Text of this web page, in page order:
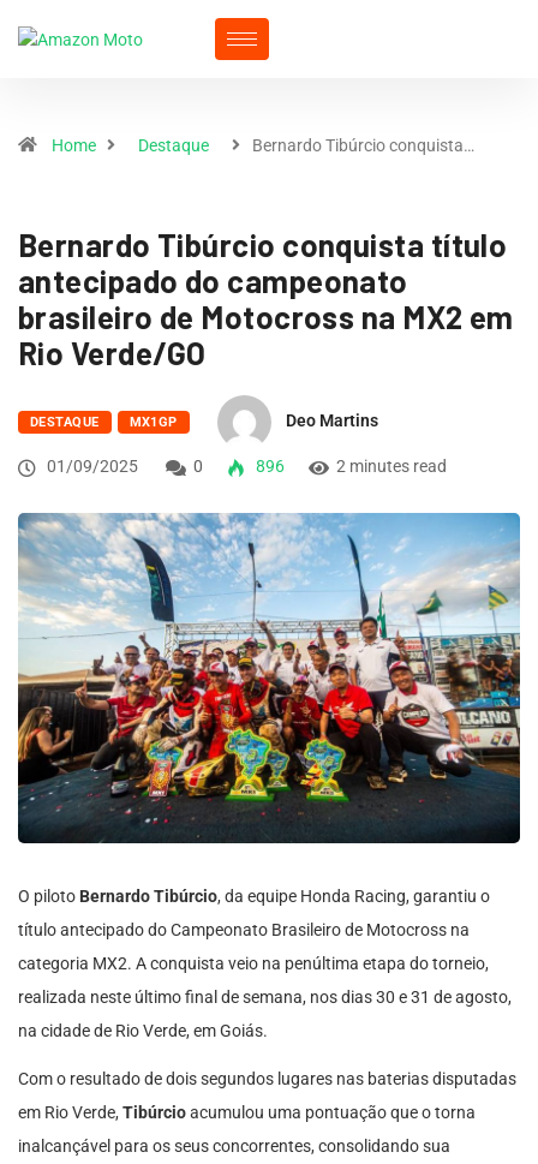
Home Destaque Bernardo Tibúrcio conquista…
Bernardo Tibúrcio conquista título
antecipado do campeonato
brasileiro de Motocross na MX2 em
Rio Verde/GO
DESTAQUE MX1GP Deo Martins
01/09/2025 0 896 2 minutes read
O piloto Bernardo Tibúrcio, da equipe Honda Racing, garantiu o
título antecipado do Campeonato Brasileiro de Motocross na
categoria MX2. A conquista veio na penúltima etapa do torneio,
realizada neste último final de semana, nos dias 30 e 31 de agosto,
na cidade de Rio Verde, em Goiás.
Com o resultado de dois segundos lugares nas baterias disputadas
em Rio Verde, Tibúrcioacumulou uma pontuação que o torna
inalcançável para os seus concorrentes, consolidando sua